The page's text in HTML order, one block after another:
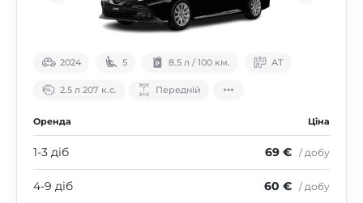
2024 5 8.5 л / 100 км. АТ
2.5 л 207 к.с. Передній
Оренда Ціна
1-3 діб 69 € / добу
4-9 діб 60 € / добу